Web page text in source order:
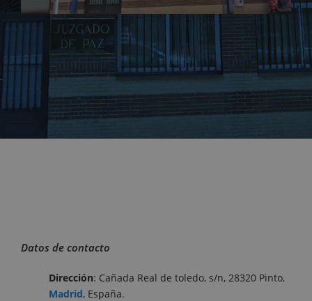
Datos de contacto
Dirección: Cañada Real de toledo, s/n, 28320 Pinto,
Madrid, España.